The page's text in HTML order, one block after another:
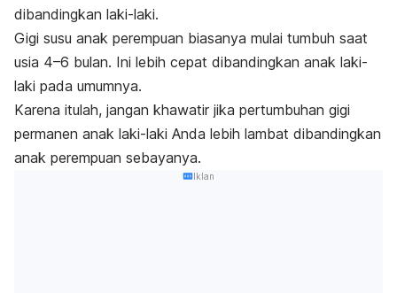
dibandingkan laki-laki.
Gigi susu anak perempuan biasanya mulai tumbuh saat
usia 4–6 bulan. Ini lebih cepat dibandingkan anak laki-
laki pada umumnya.
Karena itulah, jangan khawatir jika pertumbuhan gigi
permanen anak laki-laki Anda lebih lambat dibandingkan
anak perempuan sebayanya.
Iklan